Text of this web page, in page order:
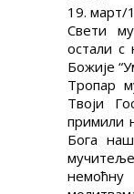
19. март/
Свети
остали с
Божије
Тропар
Твоји
примили
Бога